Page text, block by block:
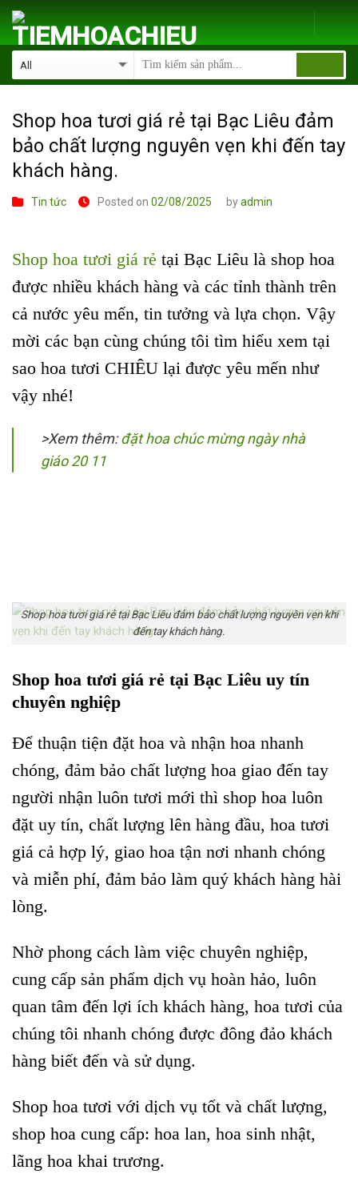
Skip
content
Shop hoa tươi giá rẻ tại Bạc Liêu đảm
bảo chất lượng nguyên vẹn khi đến tay
khách hàng.
Tin tức Posted on 02/08/2025 byadmin
Shop hoa tươi giá rẻ tại Bạc Liêu là shop hoa
được nhiều khách hàng và các tỉnh thành trên
cả nước yêu mến, tin tưởng và lựa chọn. Vậy
mời các bạn cùng chúng tôi tìm hiểu xem tại
sao hoa tươi CHIÊU lại được yêu mến như
vậy nhé!
>Xem thêm:đặt hoa chúc mừng ngày nhà
giáo 20 11
Shop hoa tươi giá rẻ tại Bạc Liêu đảm bảo chất lượng nguyên vẹn khi
đến tay khách hàng.
Shop hoa tươi giá rẻ tại Bạc Liêu uy tín
chuyên nghiệp
Để thuận tiện đặt hoa và nhận hoa nhanh
chóng, đảm bảo chất lượng hoa giao đến tay
người nhận luôn tươi mới thì shop hoa luôn
đặt uy tín, chất lượng lên hàng đầu, hoa tươi
giá cả hợp lý, giao hoa tận nơi nhanh chóng
và miễn phí, đảm bảo làm quý khách hàng hài
lòng.
Nhờ phong cách làm việc chuyên nghiệp,
cung cấp sản phẩm dịch vụ hoàn hảo, luôn
quan tâm đến lợi ích khách hàng, hoa tươi của
chúng tôi nhanh chóng được đông đảo khách
hàng biết đến và sử dụng.
Shop hoa tươi với dịch vụ tốt và chất lượng,
shop hoa cung cấp: hoa lan, hoa sinh nhật,
lãng hoa khai trương.